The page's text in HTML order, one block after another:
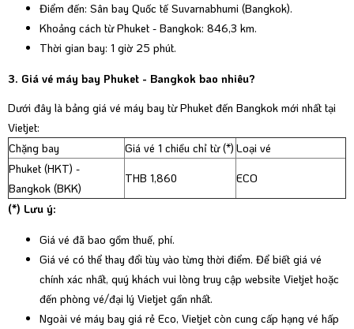
Điểm đến: Sân bay Quốc tế Suvarnabhumi (Bangkok).
Khoảng cách từ Phuket - Bangkok: 846,3 km.
Thời gian bay: 1 giờ 25 phút.
3. Giá vé máy bay Phuket - Bangkok bao nhiêu?
Dưới đây là bảng giá vé máy bay từ Phuket đến Bangkok mới nhất tại
Vietjet:
Chặng bay
Giá vé 1 chiều chỉ từ (*) Loại vé
Phuket (HKT) -
Bangkok (BKK)
THB 1,860 ECO
(*) Lưu ý:
Giá vé đã bao gồm thuế, phí.
Giá vé có thể thay đổi tùy vào từng thời điểm. Để biết giá vé
chính xác nhất, quý khách vui lòng truy cập website Vietjet hoặc
đến phòng vé/đại lý Vietjet gần nhất.
Ngoài vé máy bay giá rẻ Eco, Vietjet còn cung cấp hạng vé hấp